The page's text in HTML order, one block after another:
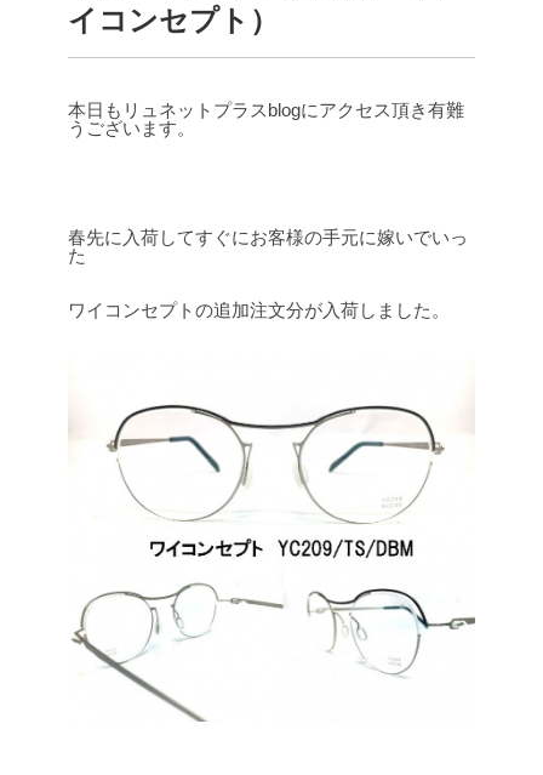
イコンセプト）
本日もリュネットプラスblogにアクセス頂き有難
うございます。
春先に入荷してすぐにお客様の手元に嫁いでいっ
た
ワイコンセプトの追加注文分が入荷しました。